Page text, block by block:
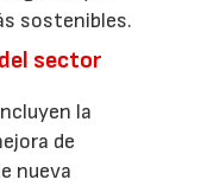
sostenibles.
sector
la
de
nueva